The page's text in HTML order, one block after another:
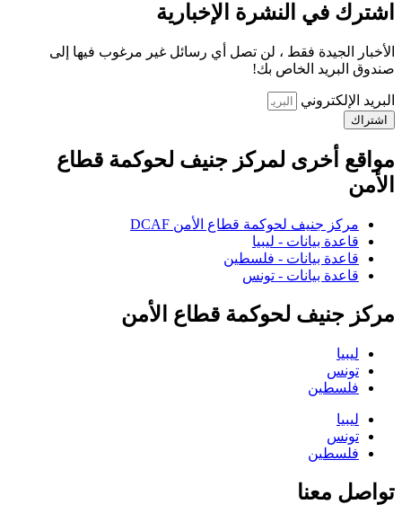
اشترك في النشرة الإخبارية
الأخبار الجيدة فقط ، لن تصل أي رسائل غير مرغوب فيها إلى
صندوق البريد الخاص بك!
البريد الإلكتروني
اشتراك
مواقع أخرى لمركز جنيف لحوكمة قطاع
الأمن
مركز جنيف لحوكمة قطاع الأمن DCAF
قاعدة بيانات - ليبيا
قاعدة بيانات - فلسطين
قاعدة بيانات - تونس
مركز جنيف لحوكمة قطاع الأمن
ليبيا
تونس
فلسطين
ليبيا
تونس
فلسطين
تواصل معنا